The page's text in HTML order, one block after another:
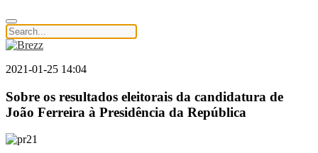
2021-01-25 14:04
Sobre os resultados eleitorais da candidatura de
João Ferreira à Presidência da República